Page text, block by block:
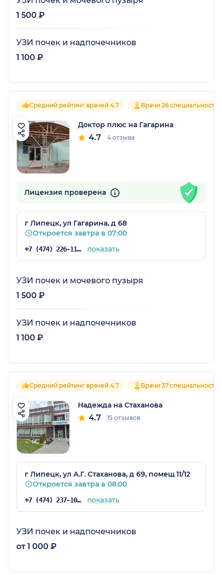
1 500 ₽
УЗИ почек и надпочечников
1 100 ₽
Средний рейтинг врачей 4.7 Врачи 26 специальностей
Доктор плюс на Гагарина
4.7 4 отзыва
Лицензия проверена
г Липецк, ул Гагарина, д 68
Откроется завтра в 07:00
+7 (474) 226-11-15 показать
УЗИ почек и мочевого пузыря
1 500 ₽
УЗИ почек и надпочечников
1 100 ₽
Средний рейтинг врачей 4.7 Врачи 37 специальностей
Надежда на Стаханова
4.7 15 отзывов
г Липецк, ул А.Г. Стаханова, д 69, помещ 11/12
Откроется завтра в 08:00
+7 (474) 237-10-04 показать
УЗИ почек и надпочечников
от 1 000 ₽